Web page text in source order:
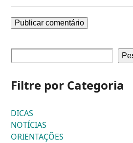
Filtre por Categoria
DICAS
NOTÍCIAS
ORIENTAÇÕES